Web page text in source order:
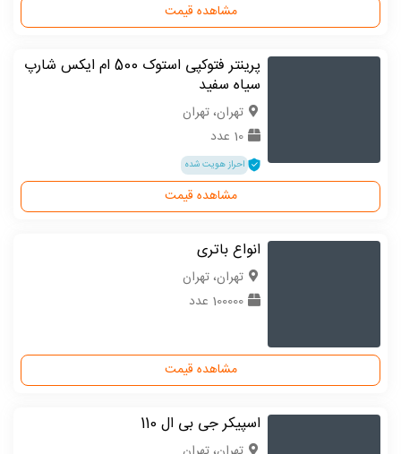
مشاهده قیمت
پرینتر فتوکپی استوک 500 ام ایکس شارپ
سیاه سفید
تهران، تهران
10 عدد
احراز هویت شده
مشاهده قیمت
انواع باتری
تهران، تهران
100000 عدد
مشاهده قیمت
اسپیکر جی بی ال 110